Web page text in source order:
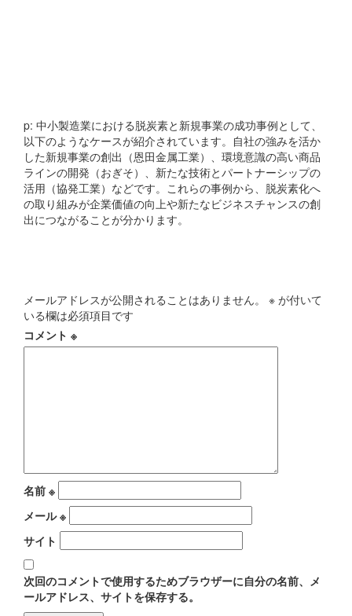
p: 中小製造業における脱炭素と新規事業の成功事例として、
以下のようなケースが紹介されています。自社の強みを活か
した新規事業の創出（恩田金属工業）、環境意識の高い商品
ラインの開発（おぎそ）、新たな技術とパートナーシップの
活用（協発工業）などです。これらの事例から、脱炭素化へ
の取り組みが企業価値の向上や新たなビジネスチャンスの創
出につながることが分かります。
メールアドレスが公開されることはありません。 ※ が付いて
いる欄は必須項目です
コメント ※
名前 ※
メール※
サイト
次回のコメントで使用するためブラウザーに自分の名前、メ
ールアドレス、サイトを保存する。